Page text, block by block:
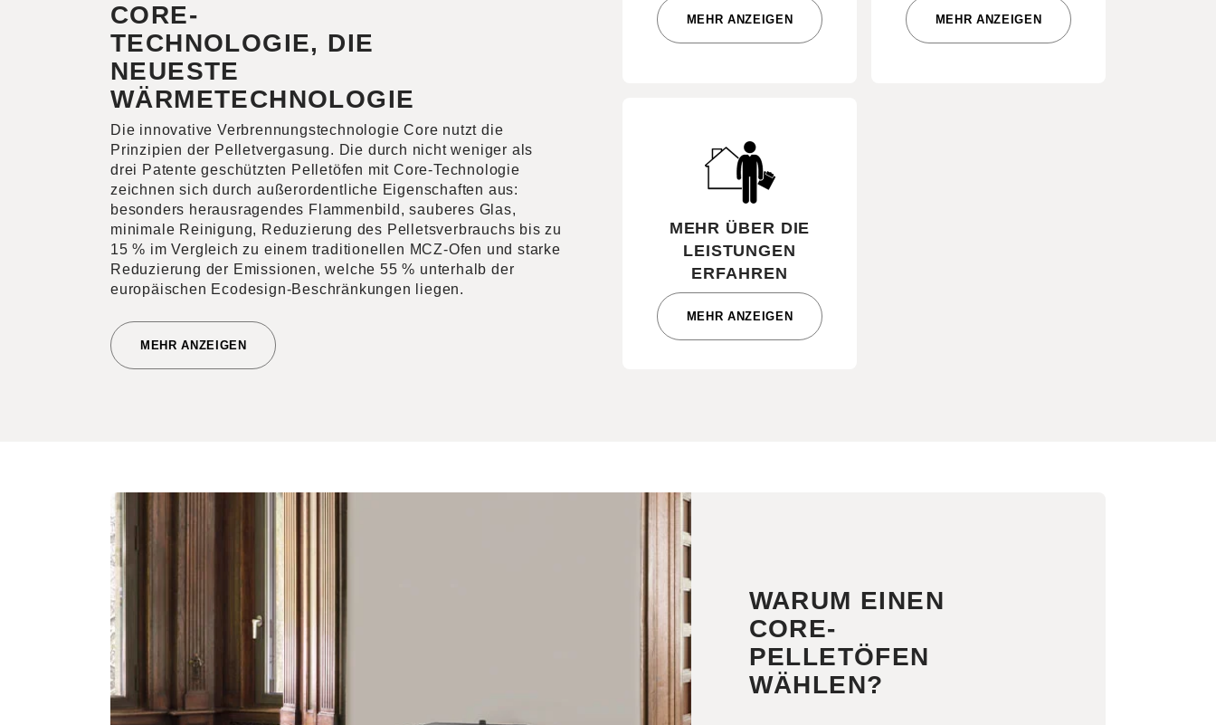
CORE-
TECHNOLOGIE, DIE
NEUESTE
WÄRMETECHNOLOGIE
Die innovative Verbrennungstechnologie Core nutzt die
Prinzipien der Pelletvergasung. Die durch nicht weniger als
drei Patente geschützten Pelletöfen mit Core-Technologie
zeichnen sich durch außerordentliche Eigenschaften aus:
besonders herausragendes Flammenbild, sauberes Glas,
minimale Reinigung, Reduzierung des Pelletsverbrauchs bis zu
15 % im Vergleich zu einem traditionellen MCZ-Ofen und starke
Reduzierung der Emissionen, welche 55 % unterhalb der
europäischen Ecodesign-Beschränkungen liegen.
MEHR ANZEIGEN
MEHR ANZEIGEN MEHR ANZEIGEN
MEHR ÜBER DIE
LEISTUNGEN
ERFAHREN
MEHR ANZEIGEN
WARUM EINEN
CORE-
PELLETÖFEN
WÄHLEN?